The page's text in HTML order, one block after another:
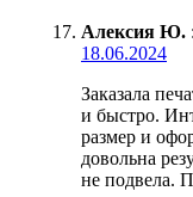
Алексия Ю. :
18.06.2024
Заказала
и быстро.
размер и
довольна
не подвела.